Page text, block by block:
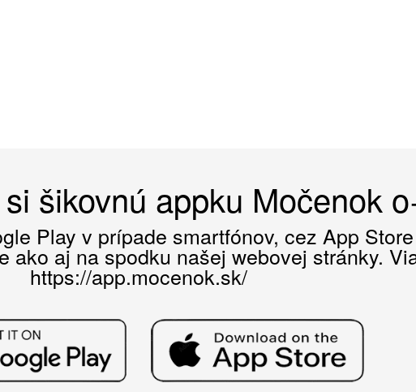
šikovnú appku Močenok
Play v prípade smartfónov, cez App
ako aj na spodku našej webovej stránky.
https://app.mocenok.sk/